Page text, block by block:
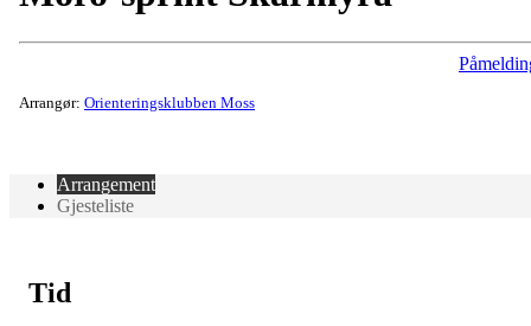
Arrangør: Orienteringsklubben Moss
Arrangement
Gjesteliste
Tid